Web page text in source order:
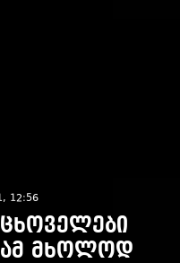
12:56
მხოლოდ